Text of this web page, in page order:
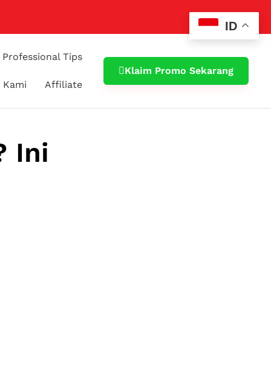
Professional Tips
Kami Affiliate
Klaim Promo Sekarang
Ini
ID